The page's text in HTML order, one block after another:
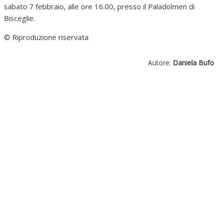
sabato 7 febbraio, alle ore 16.00, presso il Paladolmen di
Bisceglie.
© Riproduzione riservata
Autore: Daniela Bufo